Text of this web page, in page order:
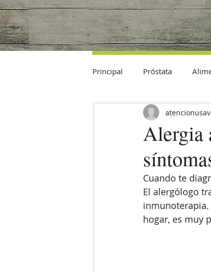
Principal Próstata
Datos Curiosos
Alergia
Cuando te
El alergólogo
inmunoterapia.
hogar, es muy